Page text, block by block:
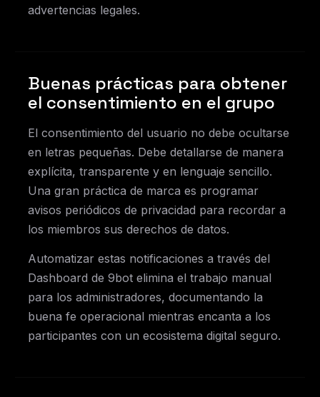
advertencias legales.
Buenas prácticas para obtener
el consentimiento en el grupo
El consentimiento del usuario no debe ocultarse
en letras pequeñas. Debe detallarse de manera
explícita, transparente y en lenguaje sencillo.
Una gran práctica de marca es programar
avisos periódicos de privacidad para recordar a
los miembros sus derechos de datos.
Automatizar estas notificaciones a través del
Dashboard de 9bot elimina el trabajo manual
para los administradores, documentando la
buena fe operacional mientras encanta a los
participantes con un ecosistema digital seguro.